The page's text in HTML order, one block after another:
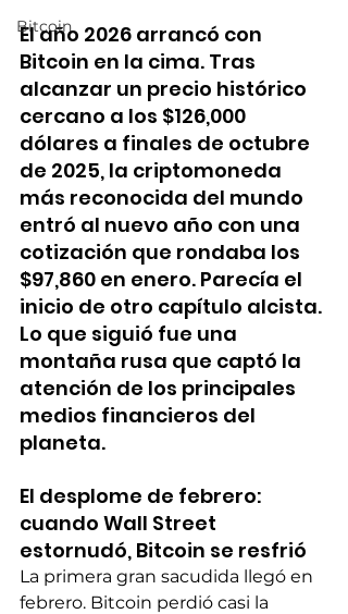
Bitcoin
El año 2026 arrancó con
Bitcoin en la cima. Tras
alcanzar un precio histórico
cercano a los $126,000
dólares a finales de octubre
de 2025, la criptomoneda
más reconocida del mundo
entró al nuevo año con una
cotización que rondaba los
$97,860 en enero. Parecía el
inicio de otro capítulo alcista.
Lo que siguió fue una
montaña rusa que captó la
atención de los principales
medios financieros del
planeta.
El desplome de febrero:
cuando Wall Street
estornudó, Bitcoin se resfrió
La primera gran sacudida llegó en
febrero. Bitcoin perdió casi la